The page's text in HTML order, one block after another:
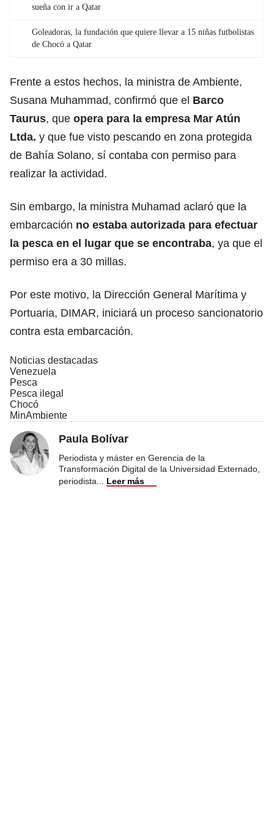
sueña con ir a Qatar
Goleadoras, la fundación que quiere llevar a 15 niñas futbolistas
de Chocó a Qatar
Frente a estos hechos, la ministra de Ambiente,
Susana Muhammad, confirmó que el Barco
Taurus, que opera para la empresa Mar Atún
Ltda. y que fue visto pescando en zona protegida
de Bahía Solano, sí contaba con permiso para
realizar la actividad.
Sin embargo, la ministra Muhamad aclaró que la
embarcación no estaba autorizada para efectuar
la pesca en el lugar que se encontraba, ya que el
permiso era a 30 millas.
Por este motivo, la Dirección General Marítima y
Portuaria, DIMAR, iniciará un proceso sancionatorio
contra esta embarcación.
Noticias destacadas
Venezuela
Pesca
Pesca ilegal
Chocó
MinAmbiente
Paula Bolívar
Periodista y máster en Gerencia de la
Transformación Digital de la Universidad Externado,
periodista
Leer más